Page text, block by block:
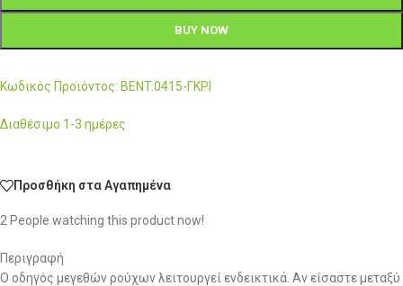
BUY NOW
Κωδικός Προϊόντος: BENT.0415-ΓΚΡΙ
Διαθέσιμο 1-3 ημέρες
Προσθήκη στα Αγαπημένα
2 People watching this product now!
Περιγραφή
Ο οδηγός μεγεθών ρούχων λειτουργεί ενδεικτικά. Αν είσαστε μεταξύ